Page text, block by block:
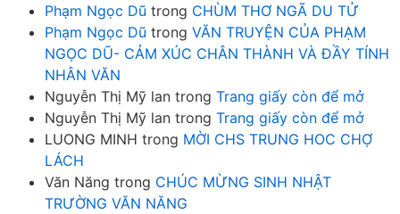
Phạm Ngọc Dũ trong CHÙM THƠ NGÃ DU TỬ
Phạm Ngọc Dũ trong VĂN TRUYỆN CỦA PHẠM
NGỌC DŨ- CẢM XÚC CHÂN THÀNH VÀ ĐẦY TÍNH
NHÂN VĂN
Nguyễn Thị Mỹ lan trong Trang giấy còn để mở
Nguyễn Thị Mỹ lan trong Trang giấy còn để mở
LUONG MINH trong MỜI CHS TRUNG HOC CHỢ
LÁCH
Văn Năng trong CHÚC MỪNG SINH NHẬT
TRƯỜNG VĂN NĂNG